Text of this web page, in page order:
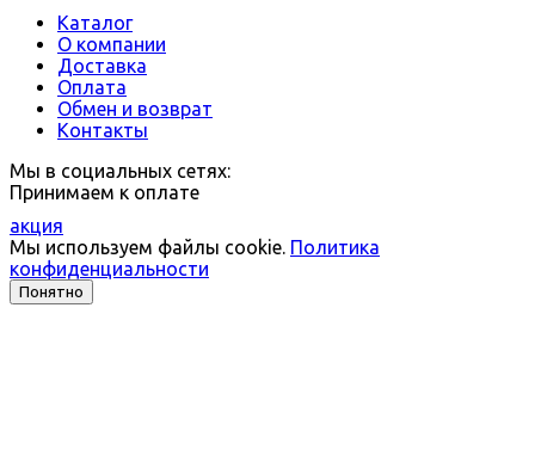
Каталог
О компании
Доставка
Оплата
Обмен и возврат
Контакты
Мы в социальных сетях:
Принимаем к оплате
акция
Мы используем файлы cookie. Политика
конфиденциальности
Понятно